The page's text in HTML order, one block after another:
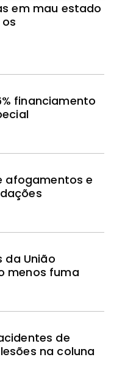
em mau estado
financiamento
afogamentos e
da União
menos fuma
de
na coluna